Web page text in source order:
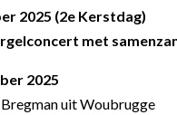
2025 (2e Kerstdag)
met
2025
Bregman uit Woubrugge